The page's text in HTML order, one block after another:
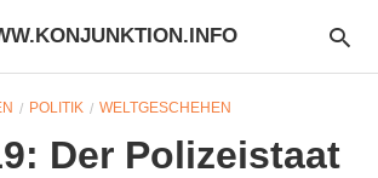
POLITIK WELTGESCHEHEN
Der Polizeistaat